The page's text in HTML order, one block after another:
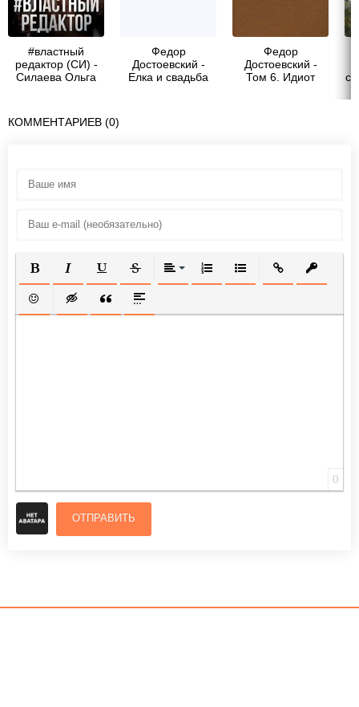
#властный
редактор (СИ) -
Силаева Ольга
Федор
Достоевский -
Елка и свадьба
Федор
Достоевский -
Том 6. Идиот
КОММЕНТАРИЕВ (0)
ПОЛУЖИРНЫЙ
КУРСИВПОДЧЕРКНУТЫЙ
ЗАЧЕРКНУТЫЙВЫРАВНИВАНИЕ
НУМЕРОВАННЫЙ СПИСОК
МАРКИРОВАННЫЙ
ВСТАВИТЬ
ВСТАВИТЬ СМАЙЛИК
ВСТАВКА СКРЫТОГО ТЕКСТА
ВСТАВКА ЦИТАТЫ
ВСТАВКА СПОЙЛЕРА
0
ОТПРАВИТЬ